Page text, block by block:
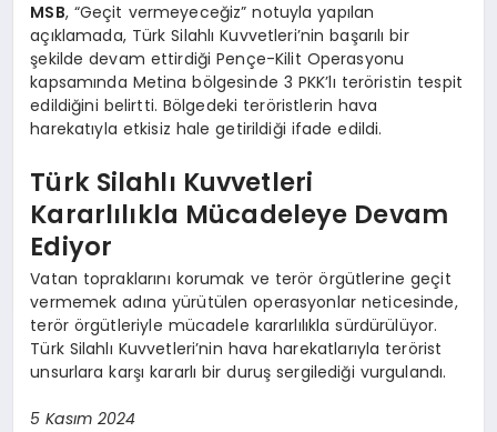
MSB, “Geçit vermeyeceğiz” notuyla yapılan
açıklamada, Türk Silahlı Kuvvetleri’nin başarılı bir
şekilde devam ettirdiği Pençe-Kilit Operasyonu
kapsamında Metina bölgesinde 3 PKK’lı teröristin tespit
edildiğini belirtti. Bölgedeki teröristlerin hava
harekatıyla etkisiz hale getirildiği ifade edildi.
Türk Silahlı Kuvvetleri
Kararlılıkla Mücadeleye Devam
Ediyor
Vatan topraklarını korumak ve terör örgütlerine geçit
vermemek adına yürütülen operasyonlar neticesinde,
terör örgütleriyle mücadele kararlılıkla sürdürülüyor.
Türk Silahlı Kuvvetleri’nin hava harekatlarıyla terörist
unsurlara karşı kararlı bir duruş sergilediği vurgulandı.
5 Kasım 2024